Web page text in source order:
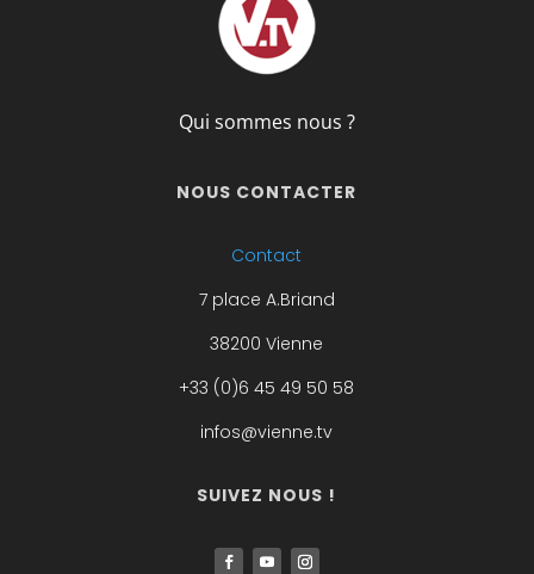
Qui sommes nous ?
NOUS CONTACTER
Contact
7 place A.Briand
38200 Vienne
+33 (0)6 45 49 50 58
infos@vienne.tv
SUIVEZ NOUS !